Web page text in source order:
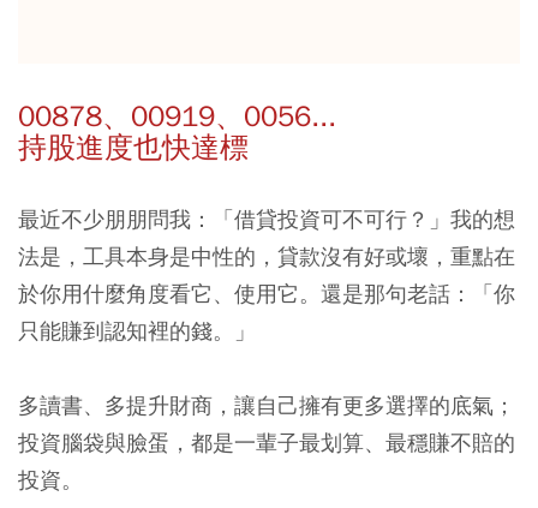
00878、00919、0056...
持股進度也快達標
最近不少朋朋問我：「借貸投資可不可行？」我的想
法是，工具本身是中性的，貸款沒有好或壞，重點在
於你用什麼角度看它、使用它。還是那句老話：「你
只能賺到認知裡的錢。」
多讀書、多提升財商，讓自己擁有更多選擇的底氣；
投資腦袋與臉蛋，都是一輩子最划算、最穩賺不賠的
投資。